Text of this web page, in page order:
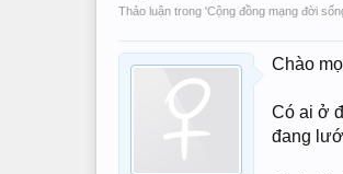
Thảo luận trong 'Cộng đồng mạng đời
Chào
Có ai ở
đang